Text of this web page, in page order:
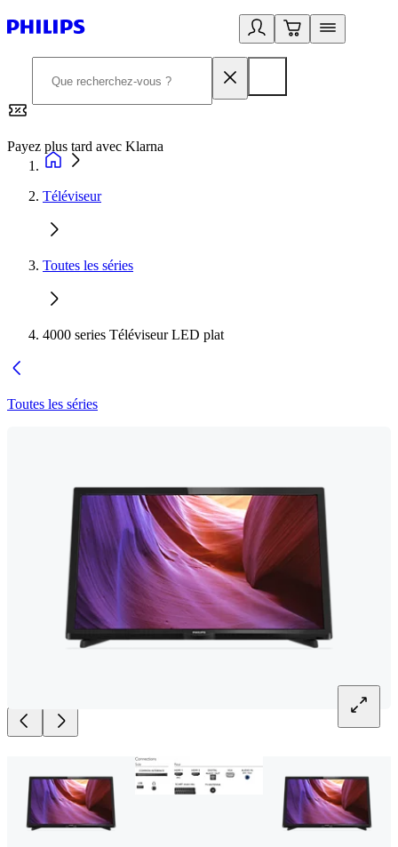
Payez plus tard avec Klarna
Téléviseur
Toutes les séries
4000 series Téléviseur LED plat
Toutes les séries